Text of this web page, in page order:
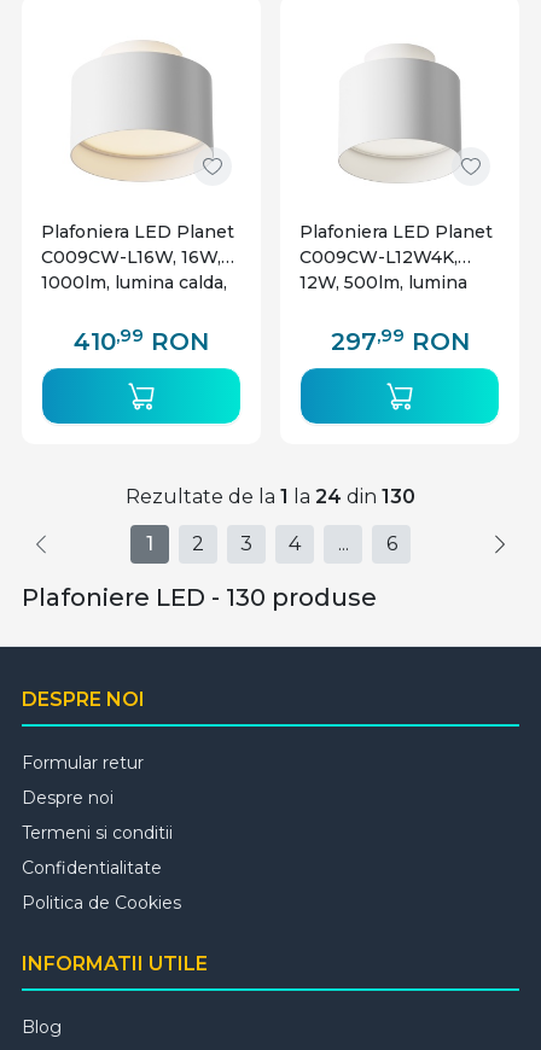
Plafoniera LED Planet
C009CW-L16W, 16W,
1000lm, lumina calda,
410,99 RON
Plafoniera LED Planet
C009CW-L12W4K,
12W, 500lm, lumina
Maytoni
297,99 RON
Rezultate de la 1 la 24 din 130
1 2 3 4 ... 6
Plafoniere LED - 130 produse
DESPRE NOI
Formular retur
Despre noi
Termeni si conditii
Confidentialitate
Politica de Cookies
INFORMATII UTILE
Blog